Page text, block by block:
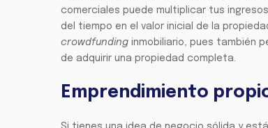
comerciales puede multiplicar tus
del tiempo en el valor inicial de la
crowdfunding inmobiliario, pues también
de adquirir una propiedad completa.
Emprendimiento